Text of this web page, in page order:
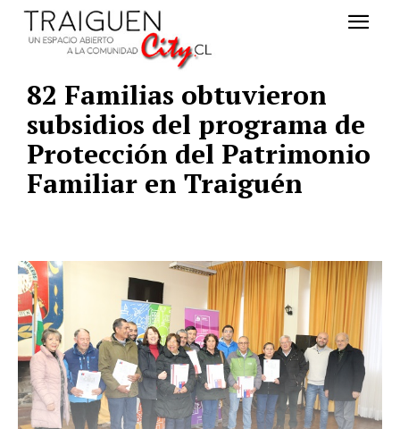
82 Familias obtuvieron
subsidios del programa de
Protección del Patrimonio
Familiar en Traiguén